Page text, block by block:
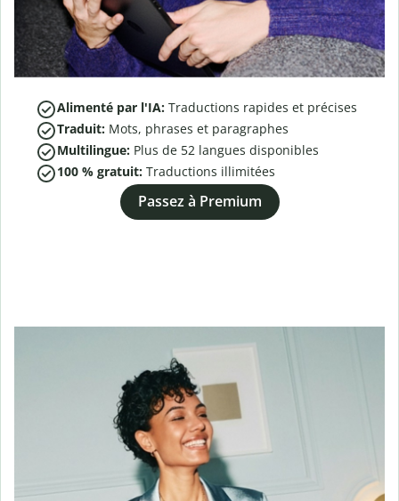
Alimenté par l'IA: Traductions rapides et précises
Traduit: Mots, phrases et paragraphes
Multilingue: Plus de 52 langues disponibles
100 % gratuit: Traductions illimitées
Passez à Premium